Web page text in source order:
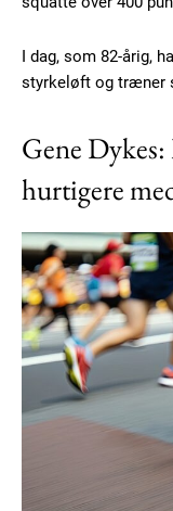
I dag, som 82-årig,
styrkeløft og træner
Gene
hurtigere